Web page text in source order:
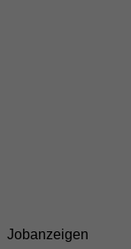
Jobanzeigen